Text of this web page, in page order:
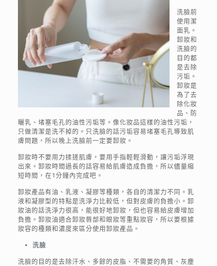
洗臉前
使用潔
面乳。
卸妝和
洗臉的
目的都
是去除
污垢。
卸妝是
為了去
除化妝
品、防
曬乳、堵塞毛孔的油性污垢等。像化妝品這樣的油性污垢，
只做清潔是洗不掉的。只洗臉的話污垢容易堵塞毛孔導致肌
膚問題，所以晚上洗臉前一定要卸妝。
卸妝時不要用力揉搓肌膚，要用手指輕輕滑動，讓污垢浮現
出來。卸妝時間過長的話容易給肌膚造成負擔，所以儘量縮
短時間，在1分鐘內完成吧。
卸妝產品有油、乳液、凝膠等種類，各自的清潔力不同。乳
液和凝膠型的特點是洗淨力比較低，但對皮膚的負擔小。卸
妝油的話洗淨力很高，能很好地卸妝，但也容易給皮膚增加
負擔。卸妝油適合卸妝唇部和眼妝等重點妝容，所以要根據
妝容的種類和濃度來區分使用卸妝產品。
洗臉
洗臉的目的是去除汗水、多餘的皮脂、不需要的角質、灰塵